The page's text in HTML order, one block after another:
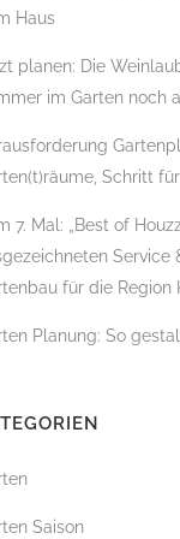
Haus
planen: Die
im Garten noch
Schritt
7. Mal: „Best of
Service
für die Region
Planung: So
Saison